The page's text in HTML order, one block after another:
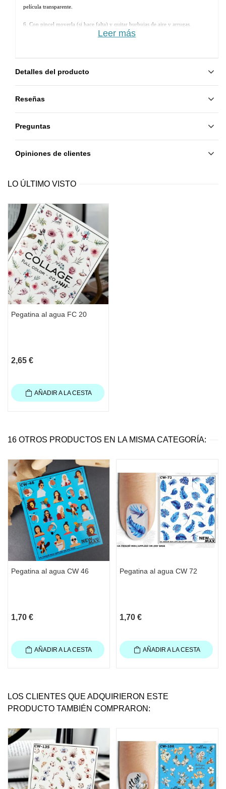
película transparente.
6. Con pincel moverla (si hace falta) y quitar burbujas de aire y arrugas.
8. Aplicar otra capa de Rubber Base y secar.
Leer más
Detalles del producto
Reseñas
Preguntas
Opiniones de clientes
LO ÚLTIMO VISTO
Pegatina al agua FC 20
2,65 €
AÑADIR A LA CESTA
16 OTROS PRODUCTOS EN LA MISMA CATEGORÍA:
Pegatina al agua CW 46
1,70 €
AÑADIR A LA CESTA
Pegatina al agua CW 72
1,70 €
AÑADIR A LA CESTA
LOS CLIENTES QUE ADQUIRIERON ESTE
PRODUCTO TAMBIÉN COMPRARON: